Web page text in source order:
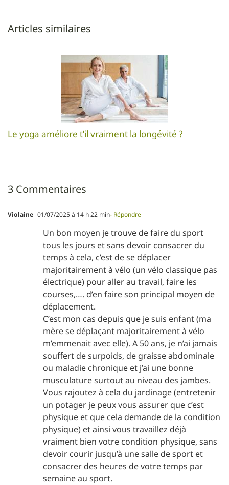
Articles similaires
Le yoga améliore t’il vraiment la longévité ?
3 Commentaires
Violaine 01/07/2025 à 14 h 22 min- Répondre
Un bon moyen je trouve de faire du sport
tous les jours et sans devoir consacrer du
temps à cela, c’est de se déplacer
majoritairement à vélo (un vélo classique pas
électrique) pour aller au travail, faire les
courses,…. d’en faire son principal moyen de
déplacement.
C’est mon cas depuis que je suis enfant (ma
mère se déplaçant majoritairement à vélo
m’emmenait avec elle). A 50 ans, je n’ai jamais
souffert de surpoids, de graisse abdominale
ou maladie chronique et j’ai une bonne
musculature surtout au niveau des jambes.
Vous rajoutez à cela du jardinage (entretenir
un potager je peux vous assurer que c’est
physique et que cela demande de la condition
physique) et ainsi vous travaillez déjà
vraiment bien votre condition physique, sans
devoir courir jusqu’à une salle de sport et
consacrer des heures de votre temps par
semaine au sport.